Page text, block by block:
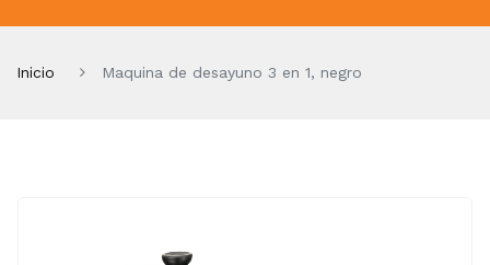
Inicio Maquina de desayuno 3 en 1, negro